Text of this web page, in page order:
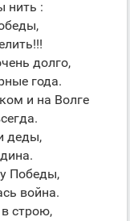
нить :
долго,
года.
и на Волге
деды,
Победы,
война.
строю,